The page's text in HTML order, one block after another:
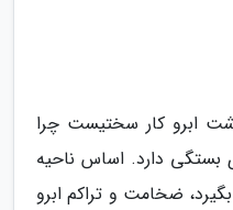
ابرو کار سختیست چرا
بستگی دارد. اساس ناحیه
ضخامت و تراکم ابرو